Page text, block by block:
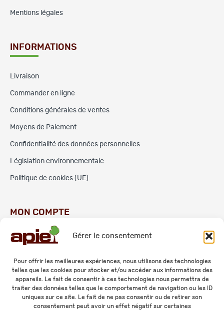
Gérer le consentement
Pour offrir les meilleures expériences, nous utilisons des technologies
telles que les cookies pour stocker et/ou accéder aux informations des
appareils. Le fait de consentir à ces technologies nous permettra de
traiter des données telles que le comportement de navigation ou les ID
uniques sur ce site. Le fait de ne pas consentir ou de retirer son
consentement peut avoir un effet négatif sur certaines
Mentions légales
INFORMATIONS
Livraison
Commander en ligne
Conditions générales de ventes
Moyens de Paiement
Confidentialité des données personnelles
Législation environnementale
Politique de cookies (UE)
MON COMPTE
Commandes
Adresses
Mes informations personnelles